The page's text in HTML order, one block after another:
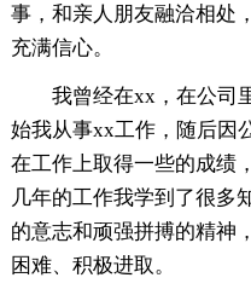
事，和亲人朋友融洽相处
充满信心。
我曾经在xx，在公司
始我从事xx工作，随后因
在工作上取得一些的成绩
几年的工作我学到了很多
的意志和顽强拼搏的精神
困难、积极进取。